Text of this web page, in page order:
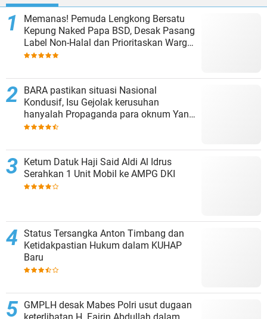
Memanas! Pemuda Lengkong Bersatu
Kepung Naked Papa BSD, Desak Pasang
Label Non-Halal dan Prioritaskan Warga
Lokal
BARA pastikan situasi Nasional
Kondusif, Isu Gejolak kerusuhan
hanyalah Propaganda para oknum Yang
tidak cinta NKRI!!!
Ketum Datuk Haji Said Aldi Al Idrus
Serahkan 1 Unit Mobil ke AMPG DKI
Status Tersangka Anton Timbang dan
Ketidakpastian Hukum dalam KUHAP
Baru
GMPLH desak Mabes Polri usut dugaan